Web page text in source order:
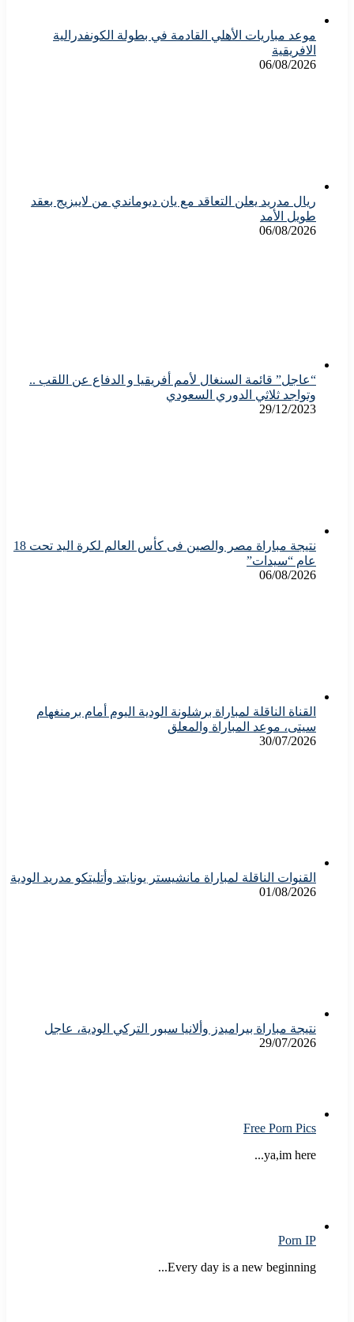
موعد مباريات الأهلي القادمة في بطولة الكونفدرالية
الافريقية
06/08/2026
ريال مدريد يعلن التعاقد مع يان ديوماندي من لايبزيج بعقد
طويل الأمد
06/08/2026
“عاجل” قائمة السنغال لأمم أفريقيا و الدفاع عن اللقب ..
وتواجد ثلاثي الدوري السعودي
29/12/2023
نتيجة مباراة مصر والصين فى كأس العالم لكرة اليد تحت 18
عام “سيدات”
06/08/2026
القناة الناقلة لمباراة برشلونة الودية اليوم أمام برمنغهام
سيتى، موعد المباراة والمعلق
30/07/2026
القنوات الناقلة لمباراة مانشيستر يونايتد وأتليتكو مدريد الودية
01/08/2026
نتيجة مباراة بيراميدز وألانيا سبور التركي الودية، عاجل
29/07/2026
Free Porn Pics
ya,im here...
Porn IP
Every day is a new beginning...